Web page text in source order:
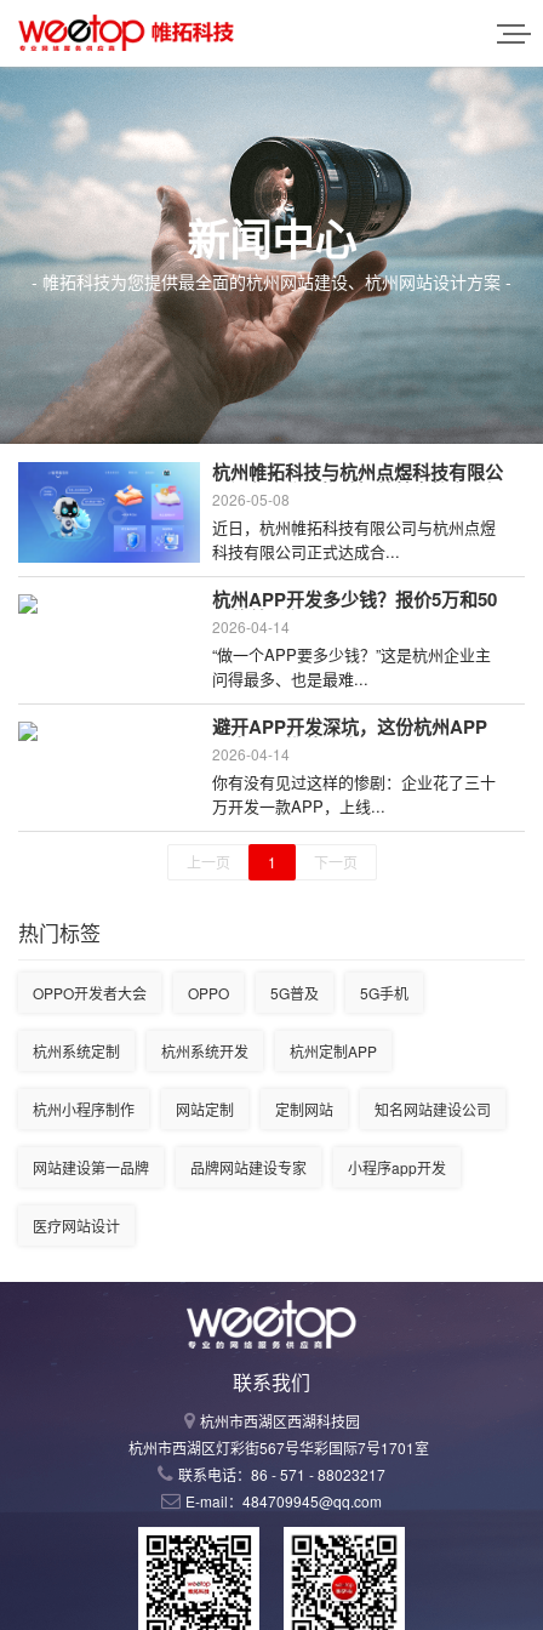
新闻中心
- 帷拓科技为您提供最全面的杭州网站建设、杭州网站设计方案 -
杭州帷拓科技与杭州点煜科技有限公
司深化合作，推动智慧禁毒教育升级
2026-05-08
近日，杭州帷拓科技有限公司与杭州点煜
科技有限公司正式达成合...
杭州APP开发多少钱？报价5万和50
万的差别在哪？
2026-04-14
“做一个APP要多少钱？”这是杭州企业主
问得最多、也是最难...
避开APP开发深坑，这份杭州APP
开发公司推荐请收好
2026-04-14
你有没有见过这样的惨剧：企业花了三十
万开发一款APP，上线...
上一页 1 下一页
热门标签
OPPO开发者大会 OPPO 5G普及 5G手机
杭州系统定制 杭州系统开发 杭州定制APP
杭州小程序制作 网站定制 定制网站 知名网站建设公司
网站建设第一品牌 品牌网站建设专家 小程序app开发
医疗网站设计
联系我们
杭州市西湖区西湖科技园
杭州市西湖区灯彩街567号华彩国际7号1701室
联系电话：86 - 571 - 88023217
E-mail：484709945@qq.com